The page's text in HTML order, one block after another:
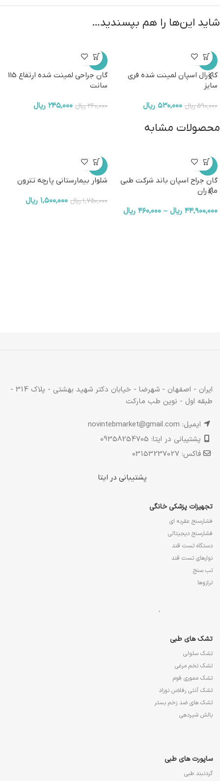
شاید این‌ها را هم بپسندید…
-10%
کاورال اسپان لمینت شده فری
سایز
۵۹۰,۰۰۰ریال ۵۳۰,۰۰۰ ریال
-6%
گان جراحی لمینت شده ارتفاع 115
سانت
۲۶۰,۰۰۰ریال ۲۴۵,۰۰۰ ریال
محصولات مشابه
-5%
گان جراح اسپان باند شرکت طبی
مادران
۴۴,۹۰۰,۰۰۰ ریال – ۴۶۰,۰۰۰ ریال
-14%
شلوار بیمارستانی پارچه تترون
۱,۷۵۰,۰۰۰ریال ۱,۵۰۰,۰۰۰ ریال
ایران - اصفهان - شهرضا - خیابان دکتر شهید بهشتی - پلاک 314 -
طبقه اول - نوین طب مارکت
ایمیل: novintebmarket@gmail.com
پشتیبانی در ایتا: 09358254705
فاکس: 03153237027
پشتیبانی در ایتا
تجهیزات پزشکی خانگی
فشارسنج عقربه ای
فشارسنج دیجیتالی
دستگاه تست قند
نوارهای تست قند
تب سنج
ترازوها
.
تشک های طبی
تشک سلولی
تشک تخم مرغی
تشک مموری فوم
تشک آنتی رفلاس نوزاد
تشک های ضد زخم بستر
بالش شیردهی
ساپورت های طبی
گردنبند طبی